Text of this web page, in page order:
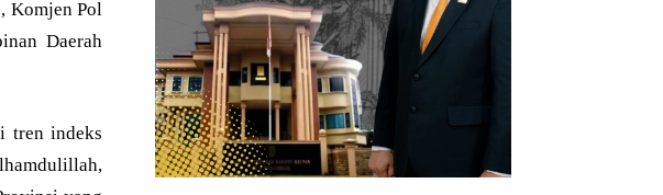
Komjen Pol
Daerah
tren indeks